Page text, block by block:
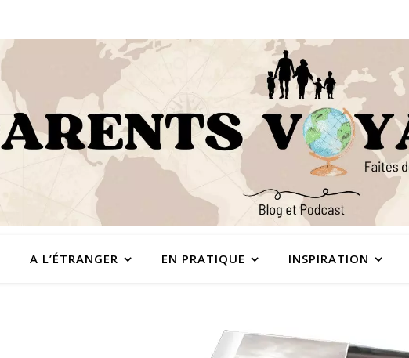
A L’ÉTRANGER EN PRATIQUE INSPIRATION